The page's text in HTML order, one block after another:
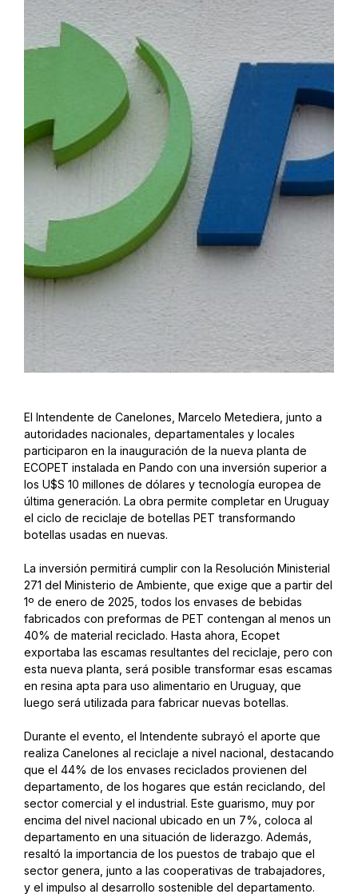
El Intendente de Canelones, Marcelo Metediera, junto a
autoridades nacionales, departamentales y locales
participaron en la inauguración de la nueva planta de
ECOPET instalada en Pando con una inversión superior a
los U$S 10 millones de dólares y tecnología europea de
última generación. La obra permite completar en Uruguay
el ciclo de reciclaje de botellas PET transformando
botellas usadas en nuevas.
La inversión permitirá cumplir con la Resolución Ministerial
271 del Ministerio de Ambiente, que exige que a partir del
1º de enero de 2025, todos los envases de bebidas
fabricados con preformas de PET contengan al menos un
40% de material reciclado. Hasta ahora, Ecopet
exportaba las escamas resultantes del reciclaje, pero con
esta nueva planta, será posible transformar esas escamas
en resina apta para uso alimentario en Uruguay, que
luego será utilizada para fabricar nuevas botellas.
Durante el evento, el Intendente subrayó el aporte que
realiza Canelones al reciclaje a nivel nacional, destacando
que el 44% de los envases reciclados provienen del
departamento, de los hogares que están reciclando, del
sector comercial y el industrial. Este guarismo, muy por
encima del nivel nacional ubicado en un 7%, coloca al
departamento en una situación de liderazgo. Además,
resaltó la importancia de los puestos de trabajo que el
sector genera, junto a las cooperativas de trabajadores,
y el impulso al desarrollo sostenible del departamento.